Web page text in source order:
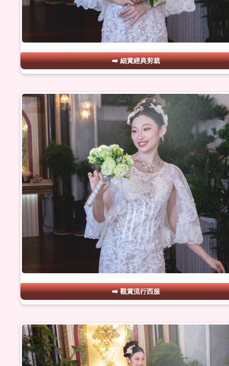
細賞經典剪裁
#20
觀賞流行西服
#21